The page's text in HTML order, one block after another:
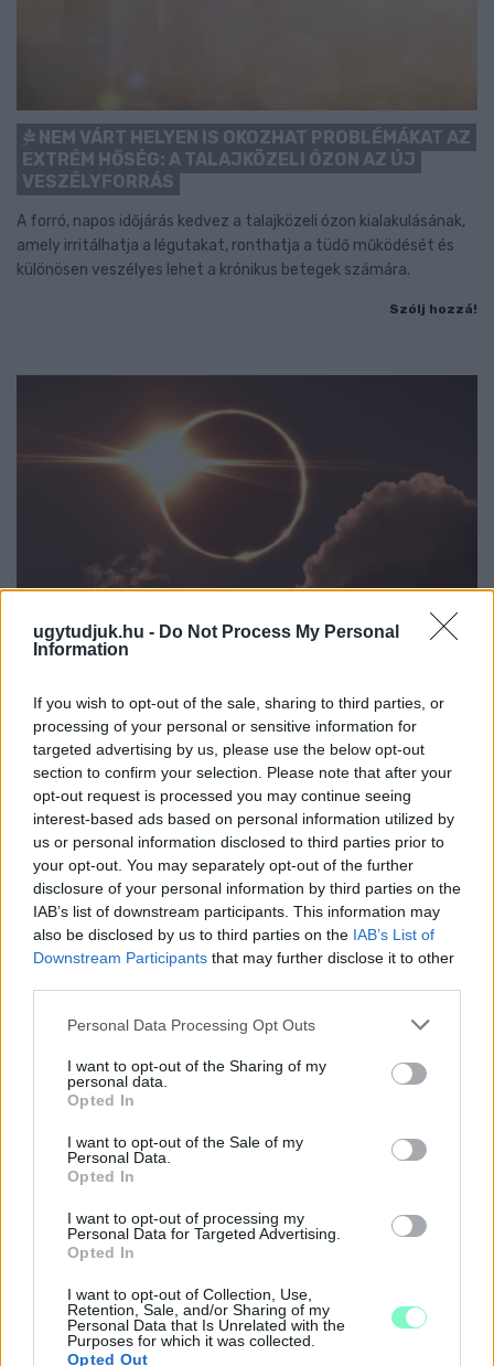
ugytudjuk.hu - Do Not Process My Personal
Information
If you wish to opt-out of the sale, sharing to third parties, or
processing of your personal or sensitive information for
targeted advertising by us, please use the below opt-out
section to confirm your selection. Please note that after your
opt-out request is processed you may continue seeing
interest-based ads based on personal information utilized by
us or personal information disclosed to third parties prior to
your opt-out. You may separately opt-out of the further
disclosure of your personal information by third parties on the
IAB’s list of downstream participants. This information may
also be disclosed by us to third parties on the IAB’s List of
Downstream Participants that may further disclose it to other
Please note that this website/app uses one or more Google
not limited to your visit or usage behaviour. You may click to
grant or deny consent to Google and its third-party tags to
use your data for below specified purposes in below Google
consent section.
Personal Data Processing Opt Outs
I want to opt-out of the Sharing of my
personal data.
Opted In
I want to opt-out of the Sale of my
Personal Data.
Opted In
I want to opt-out of processing my
Personal Data for Targeted Advertising.
Opted In
I want to opt-out of Collection, Use,
Retention, Sale, and/or Sharing of my
Personal Data that Is Unrelated with the
Purposes for which it was collected.
Opted Out
NEM VÁRT HELYEN IS OKOZHAT PROBLÉMÁKAT AZ
EXTRÉM HŐSÉG: A TALAJKÖZELI ÓZON AZ ÚJ
VESZÉLYFORRÁS
A forró, napos időjárás kedvez a talajközeli ózon kialakulásának,
amely irritálhatja a légutakat, ronthatja a tüdő működését és
különösen veszélyes lehet a krónikus betegek számára.
Szólj hozzá!
CSILLAGOK, HULLÓCSILLAGOK ÉS
NAPFOGYATKOZÁS: KÜLÖNLEGES CSILLAGÁSZATI
PROGRAMOK JÖNNEK GYŐRBEN ÉS NYÚLON
Három estén is az égbolt kerül a középpontba: távcsöves
megfigyelések, zenés installációk és lézeres csillagtúrák mellett
augusztus 12-én egy látványos részleges napfogyatkozást is
megfigyelhetnek az érdeklődők.
IGAZI RITKASÁG: KILENC NAPPAL KORÁBBAN
NYITJÁK MEG A FELÚJÍTÁS ALATT ÁLLÓ HECSEI ÚTI
FELÜLJÁRÓT